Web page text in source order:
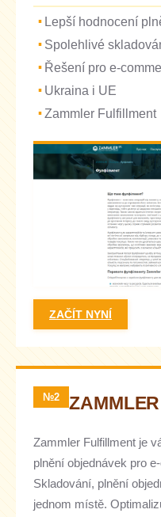
Lepší hodnocení
Spolehlivé
Řešení pro e-
Ukraina i UE
Zammler Fulfillment
ZAČÍT NYNÍ
№2
Zammler Fulfillment je
plnění objednávek pro
Skladování, plnění
jednom místě.